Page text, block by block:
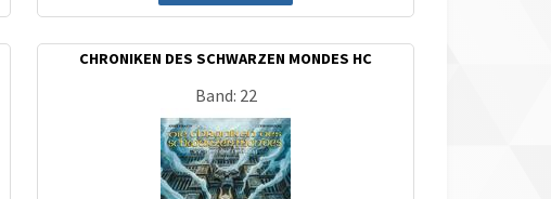
CHRONIKEN DES SCHWARZEN MONDES HC
Band: 22